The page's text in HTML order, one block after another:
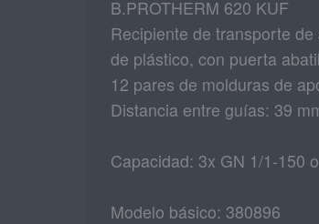
B.PROTHERM 620 KUF
Recipiente de transporte de
de plástico, con puerta
12 pares de molduras de
Distancia entre guías: 39
Capacidad: 3x GN 1/1-150
Modelo básico: 380896